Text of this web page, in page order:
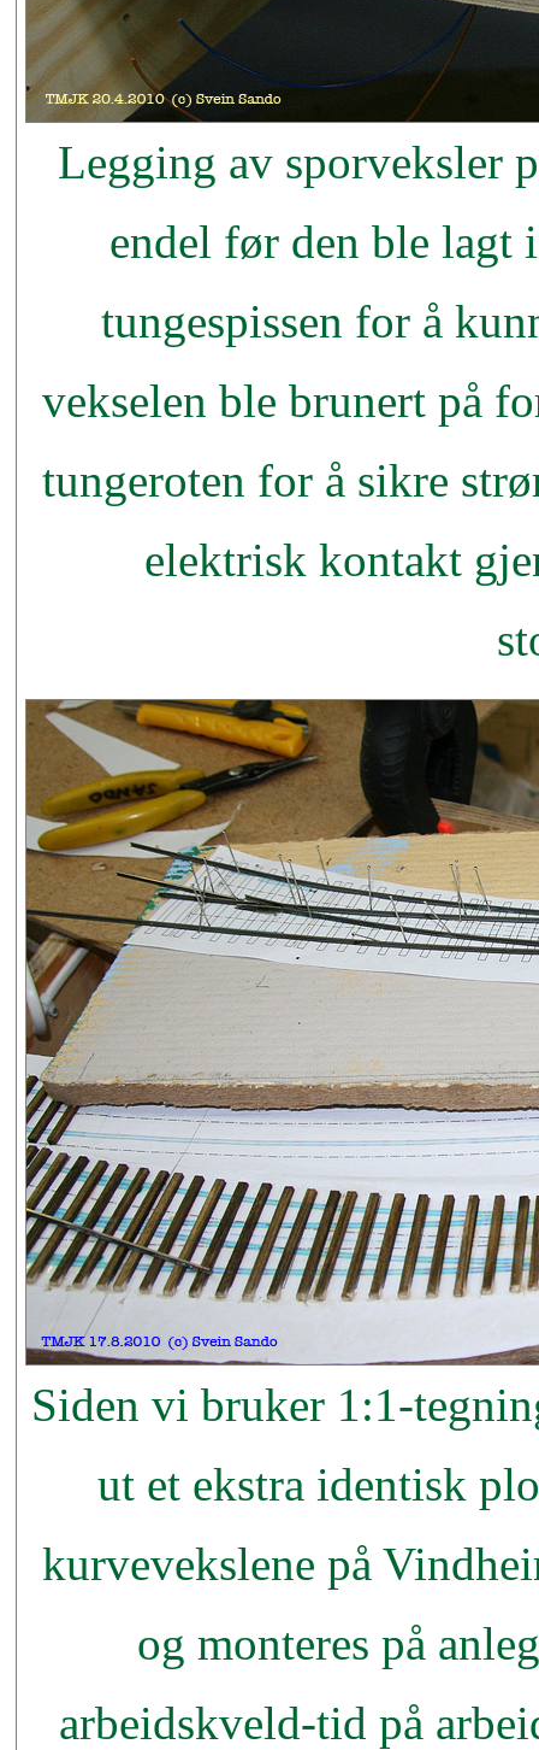
Legging av sporveksler
endel før den ble lagt
tungespissen for å
vekselen ble brunert på
tungeroten for å sikre
elektrisk kontakt
Siden vi bruker 1:1-
ut et ekstra identisk
kurvevekslene på
og monteres på
arbeidskveld-tid på